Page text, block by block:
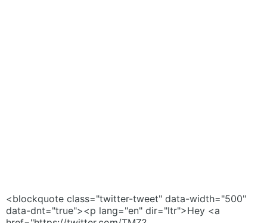
<blockquote class="twitter-tweet" data-width="500"
data-dnt="true"><p lang="en" dir="ltr">Hey <a